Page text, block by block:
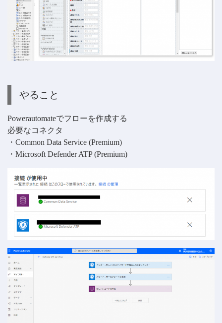
やること
Powerautomateでフローを作成する
必要なコネクタ
・Common Data Service (Premium)
・Microsoft Defender ATP (Premium)